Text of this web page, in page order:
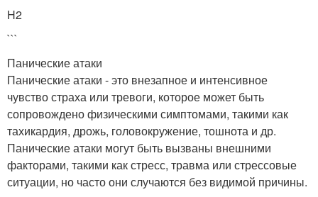
H2
```
Панические атаки
Панические атаки - это внезапное и интенсивное
чувство страха или тревоги, которое может быть
сопровождено физическими симптомами, такими как
тахикардия, дрожь, головокружение, тошнота и др.
Панические атаки могут быть вызваны внешними
факторами, такими как стресс, травма или стрессовые
ситуации, но часто они случаются без видимой причины.